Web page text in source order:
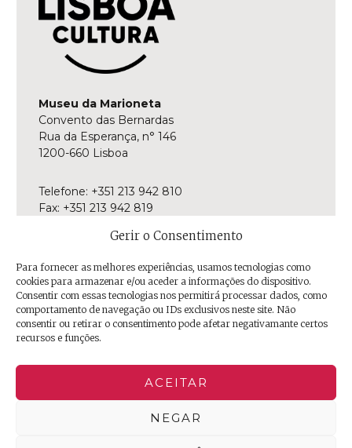
Gerir o Consentimento
Para fornecer as melhores experiências, usamos tecnologias como
cookies para armazenar e/ou aceder a informações do dispositivo.
Consentir com essas tecnologias nos permitirá processar dados, como
comportamento de navegação ou IDs exclusivos neste site. Não
consentir ou retirar o consentimento pode afetar negativamante certos
recursos e funções.
ACEITAR
NEGAR
Museu da Marioneta
Convento das Bernardas
Rua da Esperança, n° 146
1200-660 Lisboa
Telefone: +351 213 942 810
Fax: +351 213 942 819
Aberto de terça-feira a domingo
Das 10h às 18h
Última entrada às 17h30
Facebook
TwitterInstagram
Trip